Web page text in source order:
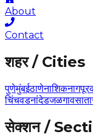
About
Contact
शहर / Cities
पुणेमुंबईठाणेनाशिकनागपूर
चिंचवडनांदेडजळगाव
सेक्शन /